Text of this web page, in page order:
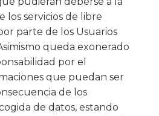
los servicios de libre
parte de los Usuarios
queda exonerado
por el
que puedan ser
de los
de datos, estando